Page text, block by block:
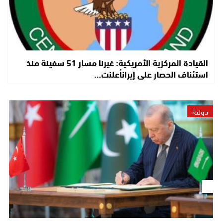
القيادة المركزية الأمريكية: غيرنا مسار 51 سفينة منذ
استئناف الحصار على إيرانأعلنت…
دولية